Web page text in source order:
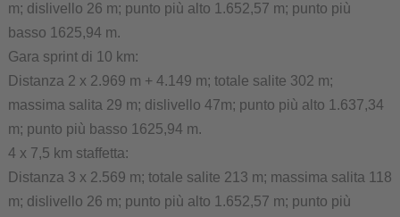
m; dislivello 26 m; punto più alto 1.652,57 m; punto più
basso 1625,94 m.
Gara sprint di 10 km:
Distanza 2 x 2.969 m + 4.149 m; totale salite 302 m;
massima salita 29 m; dislivello 47m; punto più alto 1.637,34
m; punto più basso 1625,94 m.
4 x 7,5 km staffetta:
Distanza 3 x 2.569 m; totale salite 213 m; massima salita 118
m; dislivello 26 m; punto più alto 1.652,57 m; punto più